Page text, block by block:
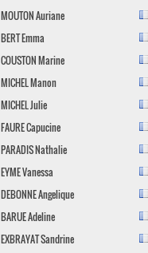
MOUTONAuriane
BERTEmma
COUSTONMarine
MICHELManon
MICHELJulie
FAURECapucine
PARADISNathalie
EYMEVanessa
DEBONNEAngelique
BARUEAdeline
EXBRAYATSandrine